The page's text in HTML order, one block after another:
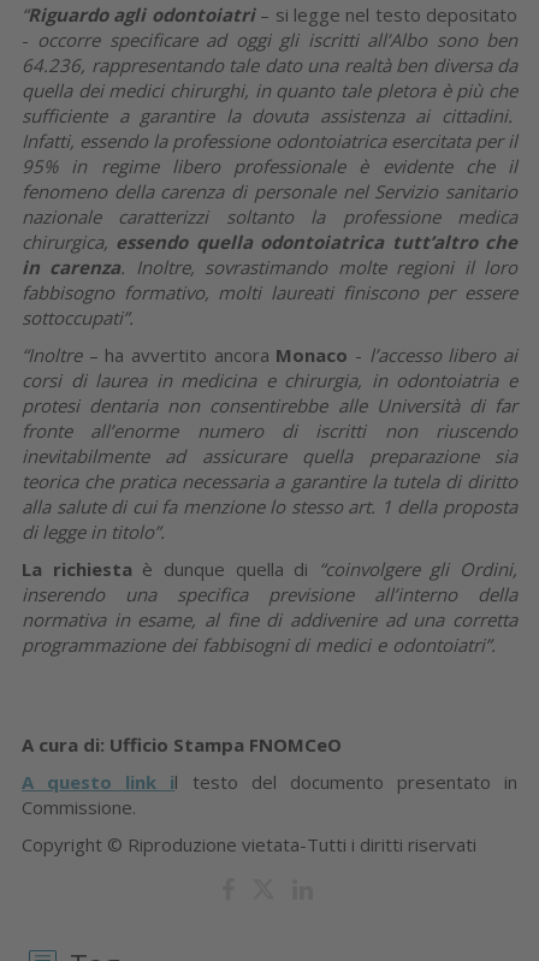
“Riguardo agli odontoiatri – si legge nel testo depositato
- occorre specificare ad oggi gli iscritti all’Albo sono ben
64.236, rappresentando tale dato una realtà ben diversa da
quella dei medici chirurghi, in quanto tale pletora è più che
sufficiente a garantire la dovuta assistenza ai cittadini.
Infatti, essendo la professione odontoiatrica esercitata per il
95% in regime libero professionale è evidente che il
fenomeno della carenza di personale nel Servizio sanitario
nazionale caratterizzi soltanto la professione medica
chirurgica, essendo quella odontoiatrica tutt’altro che
in carenza. Inoltre, sovrastimando molte regioni il loro
fabbisogno formativo, molti laureati finiscono per essere
sottoccupati”.
“Inoltre– ha avvertito ancora Monaco - l’accesso libero ai
corsi di laurea in medicina e chirurgia, in odontoiatria e
protesi dentaria non consentirebbe alle Università di far
fronte all’enorme numero di iscritti non riuscendo
inevitabilmente ad assicurare quella preparazione sia
teorica che pratica necessaria a garantire la tutela di diritto
alla salute di cui fa menzione lo stesso art. 1 della proposta
di legge in titolo”.
La richiesta è dunque quella di “coinvolgere gli Ordini,
inserendo una specifica previsione all’interno della
normativa in esame, al fine di addivenire ad una corretta
programmazione dei fabbisogni di medici e odontoiatri”.
A cura di: Ufficio Stampa FNOMCeO
A questo link il testo del documento presentato in
Commissione.
Copyright © Riproduzione vietata-Tutti i diritti riservati